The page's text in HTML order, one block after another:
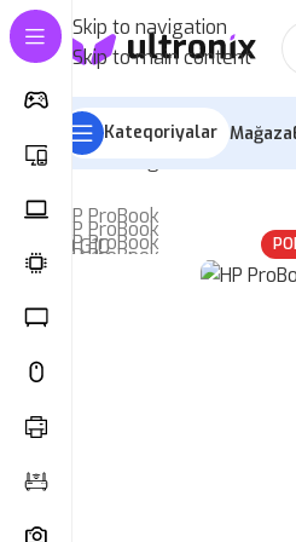
Skip to navigation
Skip to main content
Kateqoriyalar Mağaza
Home»Mağaza»HP